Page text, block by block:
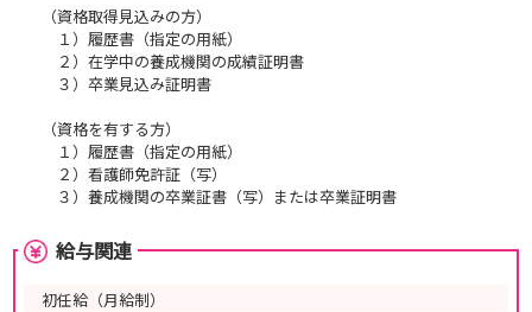
（資格取得見込みの方）
１）履歴書（指定の用紙）
２）在学中の養成機関の成績証明書
３）卒業見込み証明書
（資格を有する方）
１）履歴書（指定の用紙）
２）看護師免許証（写）
３）養成機関の卒業証書（写）または卒業証明書
給与関連
初任給（月給制）